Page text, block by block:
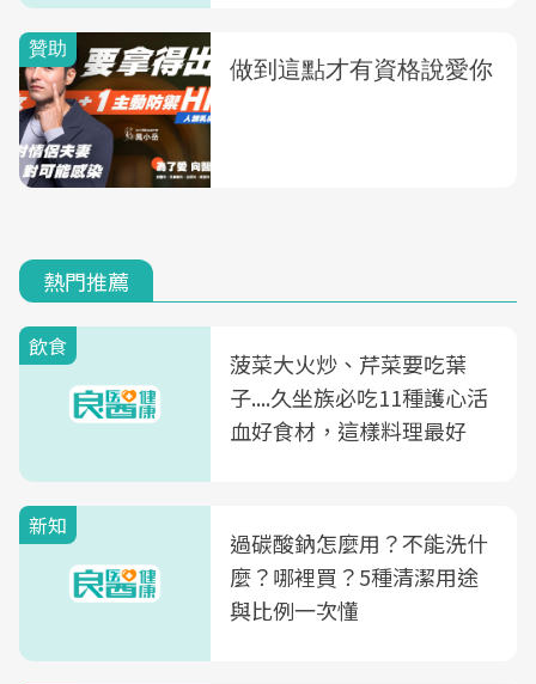
熱門推薦
飲食
菠菜大火炒、芹菜要吃葉
子....久坐族必吃11種護心活
血好食材，這樣料理最好
新知
過碳酸鈉怎麼用？不能洗什
麼？哪裡買？5種清潔用途
與比例一次懂